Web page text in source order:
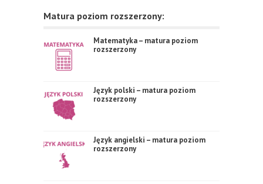
Matura poziom rozszerzony:
Matematyka – matura poziom
rozszerzony
Język polski – matura poziom
rozszerzony
Język angielski – matura poziom
rozszerzony